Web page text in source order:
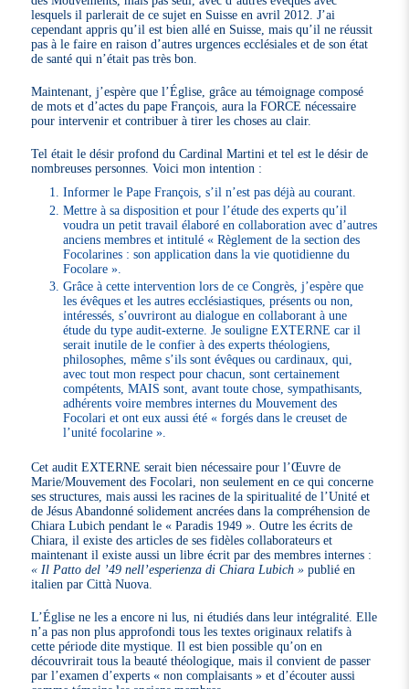
lesquels il parlerait de ce sujet en Suisse en avril 2012. J’ai
cependant appris qu’il est bien allé en Suisse, mais qu’il ne réussit
pas à le faire en raison d’autres urgences ecclésiales et de son état
de santé qui n’était pas très bon.
Maintenant, j’espère que l’Église, grâce au témoignage composé
de mots et d’actes du pape François, aura la FORCE nécessaire
pour intervenir et contribuer à tirer les choses au clair.
Tel était le désir profond du Cardinal Martini et tel est le désir de
nombreuses personnes. Voici mon intention :
Informer le Pape François, s’il n’est pas déjà au courant.
Mettre à sa disposition et pour l’étude des experts qu’il
voudra un petit travail élaboré en collaboration avec d’autres
anciens membres et intitulé « Règlement de la section des
Focolarines : son application dans la vie quotidienne du
Focolare ».
Grâce à cette intervention lors de ce Congrès, j’espère que
les évêques et les autres ecclésiastiques, présents ou non,
intéressés, s’ouvriront au dialogue en collaborant à une
étude du type audit-externe. Je souligne EXTERNE car il
serait inutile de le confier à des experts théologiens,
philosophes, même s’ils sont évêques ou cardinaux, qui,
avec tout mon respect pour chacun, sont certainement
compétents, MAIS sont, avant toute chose, sympathisants,
adhérents voire membres internes du Mouvement des
Focolari et ont eux aussi été « forgés dans le creuset de
l’unité focolarine ».
Cet audit EXTERNE serait bien nécessaire pour l’Œuvre de
Marie/Mouvement des Focolari, non seulement en ce qui concerne
ses structures, mais aussi les racines de la spiritualité de l’Unité et
de Jésus Abandonné solidement ancrées dans la compréhension de
Chiara Lubich pendant le « Paradis 1949 ». Outre les écrits de
Chiara, il existe des articles de ses fidèles collaborateurs et
maintenant il existe aussi un libre écrit par des membres internes :
« Il Patto del ’49 nell’esperienza di Chiara Lubich » publié en
italien par Città Nuova.
L’Église ne les a encore ni lus, ni étudiés dans leur intégralité. Elle
n’a pas non plus approfondi tous les textes originaux relatifs à
cette période dite mystique. Il est bien possible qu’on en
découvrirait tous la beauté théologique, mais il convient de passer
par l’examen d’experts « non complaisants » et d’écouter aussi